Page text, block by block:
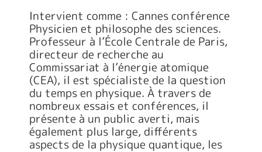
Intervient comme : Cannes conférence
Physicien et philosophe des sciences.
Professeur à l’École Centrale de Paris,
directeur de recherche au
Commissariat à l’énergie atomique
(CEA), il est spécialiste de la question
du temps en physique. À travers de
nombreux essais et conférences, il
présente à un public averti, mais
également plus large, différents
aspects de la physique quantique, les